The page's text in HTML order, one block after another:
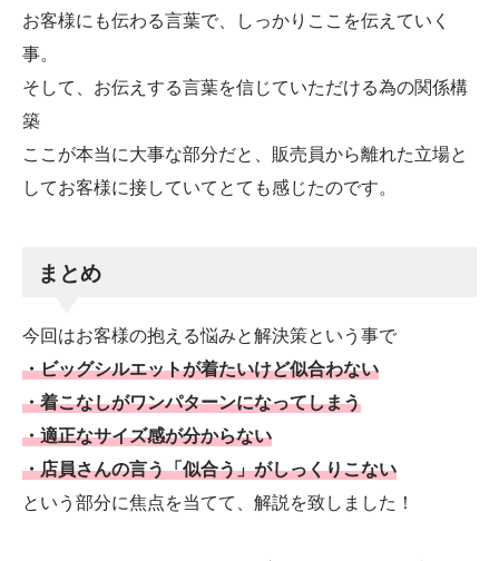
お客様にも伝わる言葉で、しっかりここを伝えていく
事。
そして、お伝えする言葉を信じていただける為の関係構
築
ここが本当に大事な部分だと、販売員から離れた立場と
してお客様に接していてとても感じたのです。
まとめ
今回はお客様の抱える悩みと解決策という事で
・ビッグシルエットが着たいけど似合わない
・着こなしがワンパターンになってしまう
・適正なサイズ感が分からない
・店員さんの言う「似合う」がしっくりこない
という部分に焦点を当てて、解説を致しました！